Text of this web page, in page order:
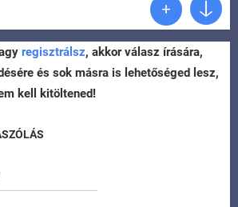
regisztrálsz, akkor válasz írására,
és sok másra is lehetőséged lesz,
kell kitöltened!